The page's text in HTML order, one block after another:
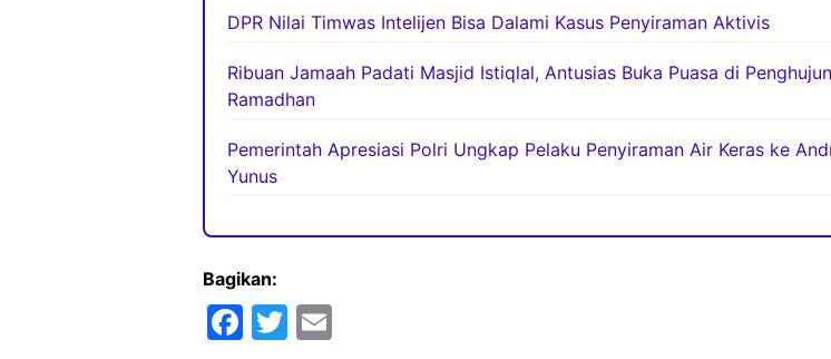
DPR Nilai Timwas Intelijen Bisa Dalami Kasus Penyiraman Aktivis
Ribuan Jamaah Padati Masjid Istiqlal, Antusias Buka Puasa di
Ramadhan
Pemerintah Apresiasi Polri Ungkap Pelaku Penyiraman Air Keras ke
Yunus
Bagikan:
F
T